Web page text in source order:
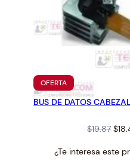
OFERTAPRODUCTO
EN
OFERTA
BUS DE DATOS
$19.87
was:
$
¿Te interesa este